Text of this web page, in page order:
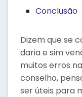
Conclusão
Dizem que se
daria e sim
muitos erros
conselho,
ser úteis para